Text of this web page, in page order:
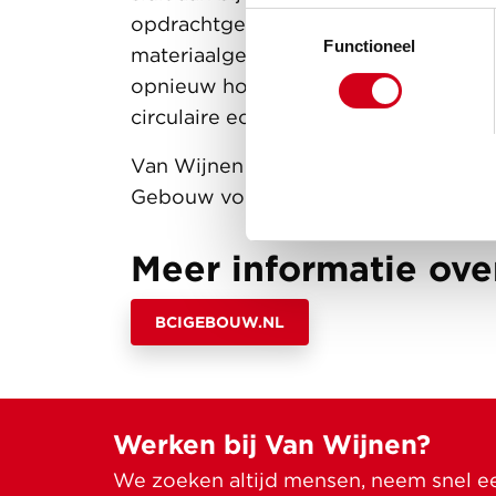
Functioneel
opdrachtgevers en
materiaalgebruik, maakt de BCI
opnieuw hoogwaardig inzetten van
circulaire economie.
Van Wijnen gebruikt BCI Gebouw
Gebouw vorige week.
Meer informatie
BCIGEBOUW.NL
Werken bij Van Wijnen?
We zoeken altijd mensen, neem snel